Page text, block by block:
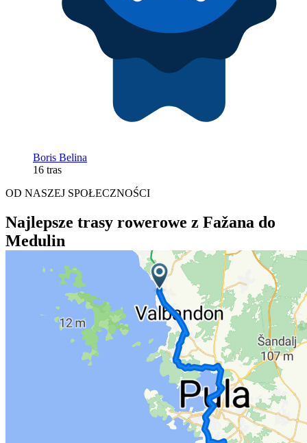
Boris Belina
16 tras
OD NASZEJ SPOŁECZNOŚCI
Najlepsze trasy rowerowe z Fažana do
Medulin